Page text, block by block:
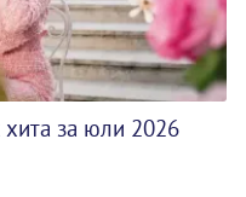
за юли 2026